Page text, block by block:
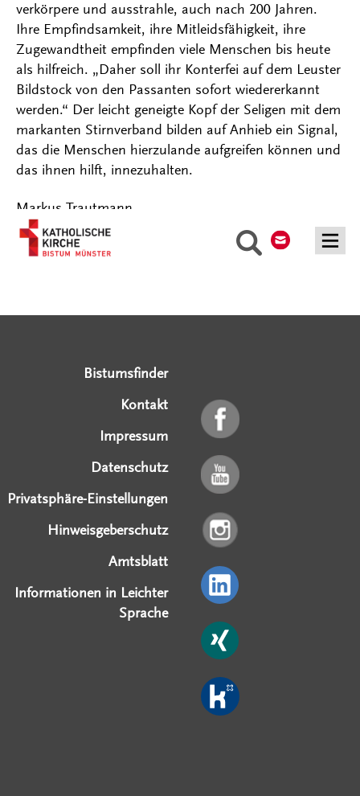
Suche
verkörpere und ausstrahle, auch nach 200 Jahren.
Ihre Empfindsamkeit, ihre Mitleidsfähigkeit, ihre
Zugewandtheit empfinden viele Menschen bis heute
als hilfreich. „Daher soll ihr Konterfei auf dem Leuster
Bildstock von den Passanten sofort wiedererkannt
werden.“ Der leicht geneigte Kopf der Seligen mit dem
markanten Stirnverband bilden auf Anhieb ein Signal,
das die Menschen hierzulande aufgreifen können und
das ihnen hilft, innezuhalten.
Markus Trautmann
Bistumsfinder
Kontakt
Impressum
Datenschutz
Privatsphäre-Einstellungen
Hinweisgeberschutz
Amtsblatt
Informationen in Leichter
Sprache